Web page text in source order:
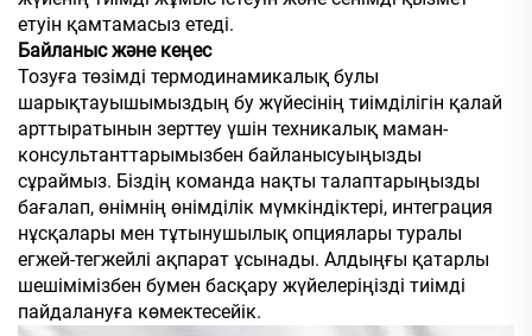
етуін қамтамасыз етеді.
Байланыс және кеңес
Тозуға төзімді термодинамикалық булы
шарықтауышымыздың бу жүйесінің тиімділігін қалай
арттыратынын зерттеу үшін техникалық маман-
консультанттарымызбен байланысуыңызды
сұраймыз. Біздің команда нақты талаптарыңызды
бағалап, өнімнің өнімділік мүмкіндіктері, интеграция
нұсқалары мен тұтынушылық опциялары туралы
егжей-тегжейлі ақпарат ұсынады. Алдыңғы қатарлы
шешімімізбен бумен басқару жүйелеріңізді тиімді
пайдалануға көмектесейік.